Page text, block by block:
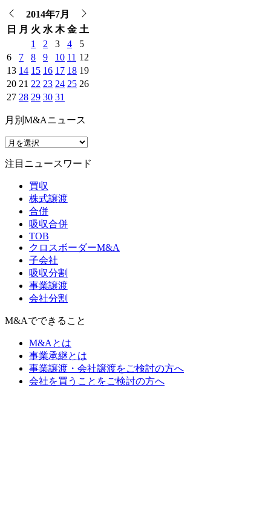
2014年7月
日
月 火 水 木 金 土
1
2 3 4
5
6
7 8 9 10 11 12
13 14 15 16 17 18 19
20 21 22 23 24 25 26
27 28 29 30 31
月別M&Aニュース
注目ニュースワード
買収
株式譲渡
合併
吸収合併
TOB
クロスボーダーM&A
子会社
吸収分割
事業譲渡
会社分割
M&Aでできること
M&Aとは
事業承継とは
事業譲渡・会社譲渡をご検討の方へ
会社を買うことをご検討の方へ